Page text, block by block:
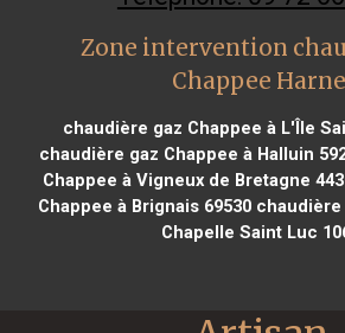
Zone intervention
Chappee
chaudière gaz Chappee à L'Île
chaudière gaz Chappee à Halluin
Chappee à Vigneux de Bretagne
Chappee à Brignais 69530chaudière
Chapelle Saint Luc